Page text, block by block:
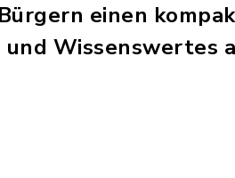
einen
Wissenswertes